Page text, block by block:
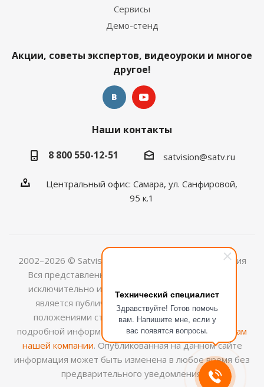
Технический специалист
Здравствуйте! Готов помочь
вам. Напишите мне, если у
вас появятся вопросы.
Сервисы
Демо-стенд
Акции, советы экспертов, видеоуроки и многое
другое!
Наши контакты
8 800 550-12-51
satvision@satv.ru
Центральный офис: Самара, ул. Санфировой,
95 к.1
2002–2026 © Satvision — системы видеонаблюдения
Вся представленная на сайте информация носит
исключительно информационный характер и не
является публичной офертой, определяемой
положениями ст.437 (2) ГК РФ. Для получения
подробной информации обращайтесь кменеджерам
нашей компании. Опубликованная на данном сайте
информация может быть изменена в любое время без
предварительного уведомления.